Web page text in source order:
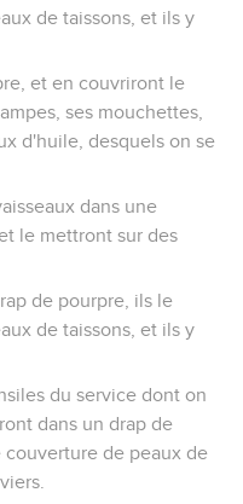
de taissons, et ils y
et en couvriront le
ses mouchettes,
d'huile, desquels on se
dans une
le mettront sur des
de pourpre, ils le
de taissons, et ils y
du service dont on
dans un drap de
de peaux de